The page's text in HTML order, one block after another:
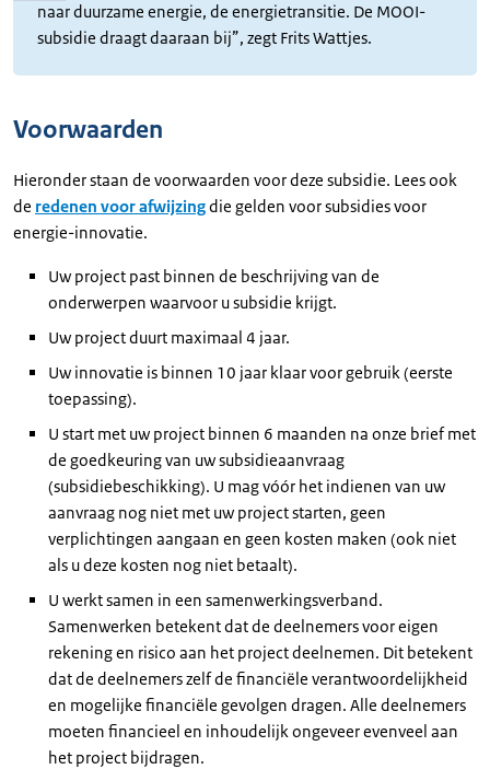
naar duurzame energie, de energietransitie. De MOOI-
subsidie draagt daaraan bij”, zegt Frits Wattjes.
Voorwaarden
Hieronder staan de voorwaarden voor deze subsidie. Lees ook
de redenen voor afwijzingdie gelden voor subsidies voor
energie-innovatie.
Uw project past binnen de beschrijving van de
onderwerpen waarvoor u subsidie krijgt.
Uw project duurt maximaal 4 jaar.
Uw innovatie is binnen 10 jaar klaar voor gebruik (eerste
toepassing).
U start met uw project binnen 6 maanden na onze brief met
de goedkeuring van uw subsidieaanvraag
(subsidiebeschikking). U mag vóór het indienen van uw
aanvraag nog niet met uw project starten, geen
verplichtingen aangaan en geen kosten maken (ook niet
als u deze kosten nog niet betaalt).
U werkt samen in een samenwerkingsverband.
Samenwerken betekent dat de deelnemers voor eigen
rekening en risico aan het project deelnemen. Dit betekent
dat de deelnemers zelf de financiële verantwoordelijkheid
en mogelijke financiële gevolgen dragen. Alle deelnemers
moeten financieel en inhoudelijk ongeveer evenveel aan
het project bijdragen.